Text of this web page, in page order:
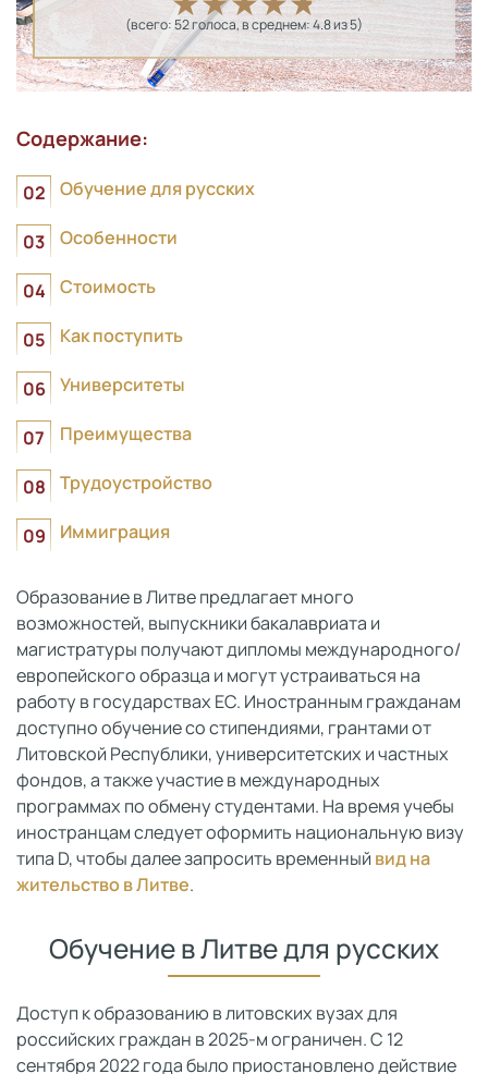
(всего:52голоса, в среднем:4.8из 5)
Содержание:
Обучение для русских
Особенности
Стоимость
Как поступить
Университеты
Преимущества
Трудоустройство
Иммиграция
Образование в Литве предлагает много
возможностей, выпускники бакалавриата и
магистратуры получают дипломы международного/
европейского образца и могут устраиваться на
работу в государствах ЕС. Иностранным гражданам
доступно обучение со стипендиями, грантами от
Литовской Республики, университетских и частных
фондов, а также участие в международных
программах по обмену студентами. На время учебы
иностранцам следует оформить национальную визу
типа D, чтобы далее запросить временный вид на
жительство в Литве.
Обучение в Литве для русских
Доступ к образованию в литовских вузах для
российских граждан в 2025-м ограничен. С 12
сентября 2022 года было приостановлено действие